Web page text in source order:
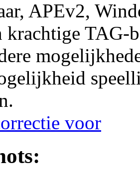
APEv2,
krachtige
voor